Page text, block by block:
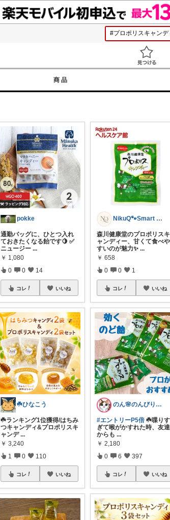
商品
pokke
通勤バッグに、ひとつ入れ
ておきたくなる飴です🍋 ✅
ニュージー ...
￥ 1,080
0 0 14
コレ いいね
☘️ひなこう
☘️ランキング1位獲得/はちみ
つキャンディ&プロポリスキ
ャンデ ...
￥ 3,240
1 0 110
コレ いいね
NikuQ🐾Smart Choice
森川健康堂のプロポリスキ
ャンディー、甘くて食べや
すいのが魅力✨ ...
￥ 658
0 0 1
コレ いいね
のん🌸のんびり生活✨
#エントリーP5倍 ☘️喋りす
ぎて喉がかすれた時、友達
からも ...
￥ 2,180
0 6 397
コレ いいね